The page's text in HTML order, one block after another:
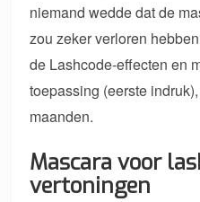
niemand wedde dat de
zou zeker verloren
de Lashcode-effecten en
toepassing (eerste
maanden.
Mascara voor
vertoningen